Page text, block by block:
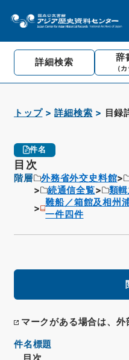
詳細検索 辞
（
トップ 詳細検索 目録
件名
目次
階層 外務省外交史料館
続通信全覧
類
難船／箱館及相州
一件四件
マークがある場合は、外
件名標題